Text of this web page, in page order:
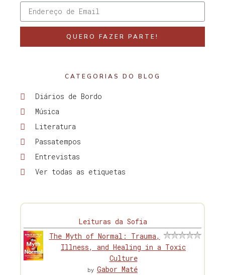
QUERO FAZER PARTE!
CATEGORIAS DO BLOG
Diários de Bordo
Música
Literatura
Passatempos
Entrevistas
Ver todas as etiquetas
Leituras da Sofia
The Myth of Normal: Trauma,
Illness, and Healing in a Toxic
Culture
by Gabor Maté